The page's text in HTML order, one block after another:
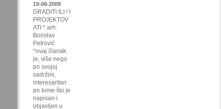
19-08-2009
GRADITI ILI / I
PROJEKTOV
ATI * arh.
Borislav
Petrović
*ovaj članak
je, više nego
po svojoj
sadržini,
interesantan
po tome što je
napisan i
objavljen u